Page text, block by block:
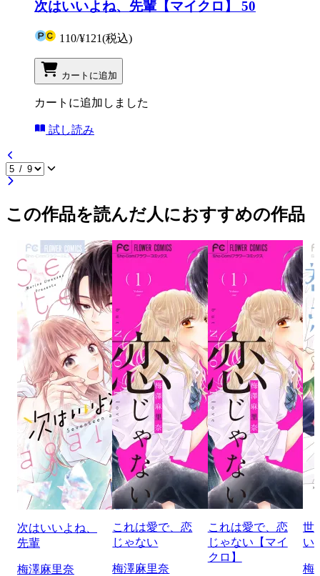
次はいいよね、先輩【マイクロ】 50
110/¥121(税込)
カートに追加
カートに追加しました
試し読み
この作品を読んだ人におすすめの作品
次はいいよね、
先輩
梅澤麻里奈
これは愛で、恋
じゃない
梅澤麻里奈
これは愛で、恋
じゃない【マイ
クロ】
世
い
梅